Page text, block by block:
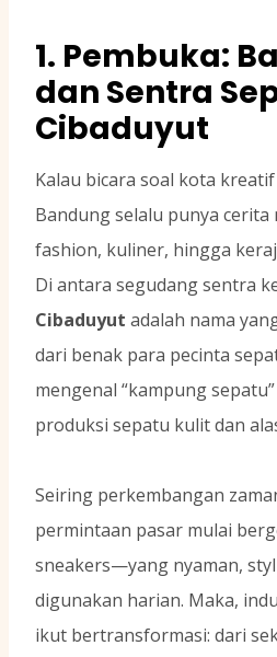
1. Pembuka:
dan Sentra
Cibaduyut
Kalau bicara soal kota
Bandung selalu punya
fashion, kuliner, hingga
Di antara segudang sentra
Cibaduyut adalah nama
dari benak para pecinta
mengenal “kampung
produksi sepatu kulit dan
Seiring perkembangan
permintaan pasar mulai
sneakers—yang nyaman,
digunakan harian. Maka,
ikut bertransformasi: dari